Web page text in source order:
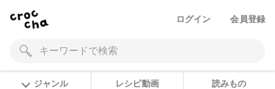
ログイン 会員登録
ジャンル レシピ動画 読みもの